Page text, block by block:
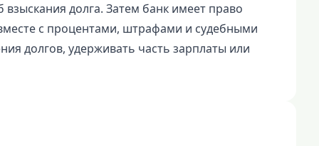
долга. Затем банк имеет право
вместе с процентами, штрафами и судебными
долгов, удерживать часть зарплаты или